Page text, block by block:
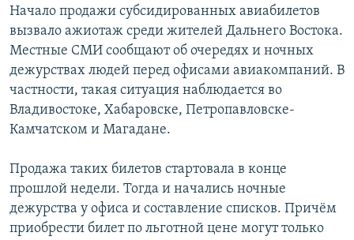
Все сайты РСЕ/РС
​Начало продажи субсидированных авиабилетов
вызвало ажиотаж среди жителей Дальнего Востока.
Местные СМИ сообщают об очередях и ночных
дежурствах людей перед офисами авиакомпаний. В
частности, такая ситуация наблюдается во
Владивостоке, Хабаровске, Петропавловске-
Камчатском и Магадане.
Продажа таких билетов стартовала в конце
прошлой недели. Тогда и начались ночные
дежурства у офиса и составление списков. Причём
приобрести билет по льготной цене могут только